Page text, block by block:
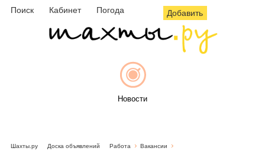
Поиск Кабинет Погода Добавить
Новости
Шахты.ру Доска объявлений Работа Вакансии